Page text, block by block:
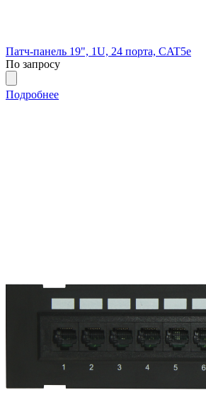
Патч-панель 19", 1U, 24 порта, CAT5e
По запросу
Подробнее